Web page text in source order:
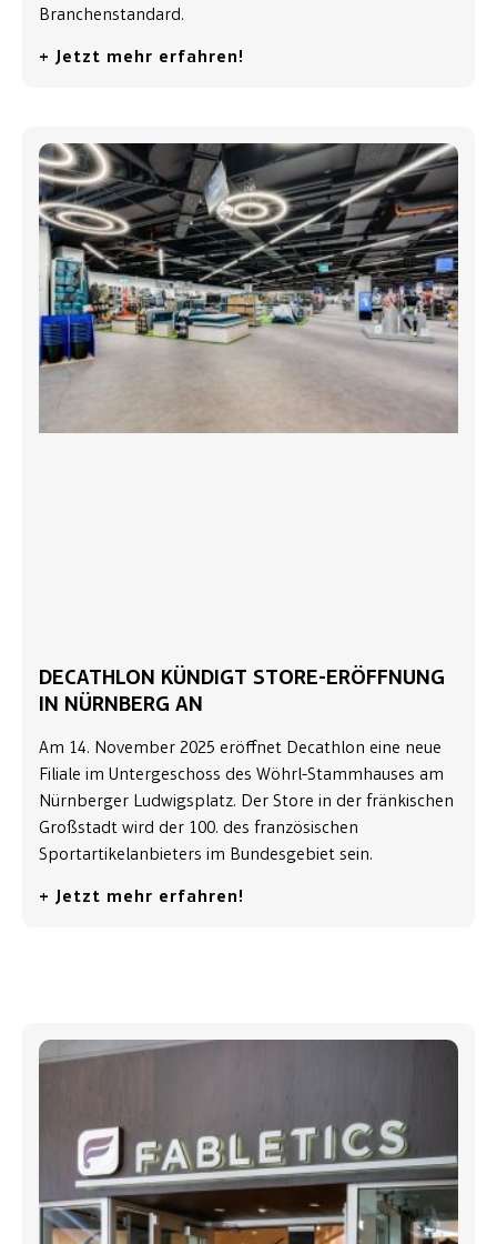
Branchenstandard.
+ Jetzt mehr erfahren!
DECATHLON KÜNDIGT STORE-ERÖFFNUNG
IN NÜRNBERG AN
Am 14. November 2025 eröffnet Decathlon eine neue
Filiale im Untergeschoss des Wöhrl-Stammhauses am
Nürnberger Ludwigsplatz. Der Store in der fränkischen
Großstadt wird der 100. des französischen
Sportartikelanbieters im Bundesgebiet sein.
+ Jetzt mehr erfahren!